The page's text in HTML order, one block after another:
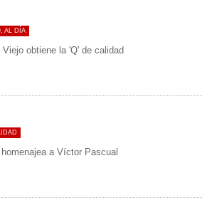
AL DÍA
Viejo obtiene la 'Q' de calidad
homenajea a Víctor Pascual